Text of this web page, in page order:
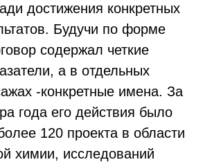
достижения конкретных
Будучи по форме
содержал четкие
а в отдельных
-конкретные имена. За
года его действия было
120 проекта в области
химии, исследований